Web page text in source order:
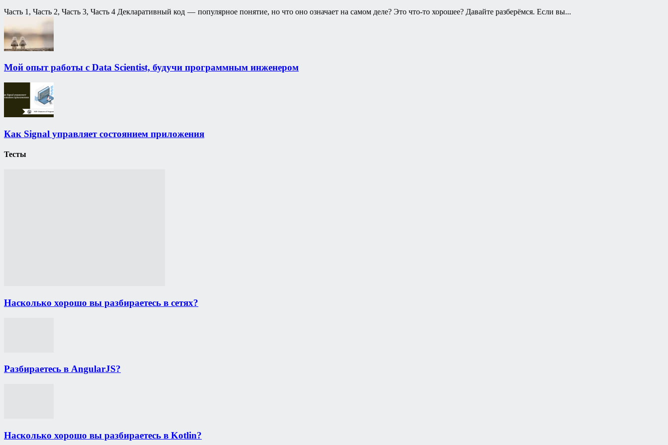
Часть 1, Часть 2, Часть 3, Часть 4 Декларативный код — популярное понятие, но что оно означает на самом деле? Это что-то хорошее? Давайте разберёмся. Если вы...
Мой опыт работы с Data Scientist, будучи программным инженером
Как Signal управляет состоянием приложения
Тесты
Насколько хорошо вы разбираетесь в сетях?
Разбираетесь в AngularJS?
Насколько хорошо вы разбираетесь в Kotlin?